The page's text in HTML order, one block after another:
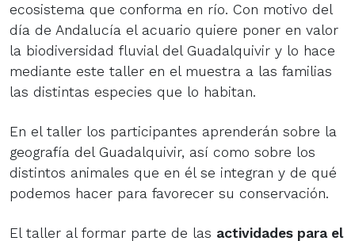
ecosistema que conforma en río. Con motivo del
día de Andalucía el acuario quiere poner en valor
la biodiversidad fluvial del Guadalquivir y lo hace
mediante este taller en el muestra a las familias
las distintas especies que lo habitan.
En el taller los participantes aprenderán sobre la
geografía del Guadalquivir, así como sobre los
distintos animales que en él se integran y de qué
podemos hacer para favorecer su conservación.
El taller al formar parte de las actividades para el